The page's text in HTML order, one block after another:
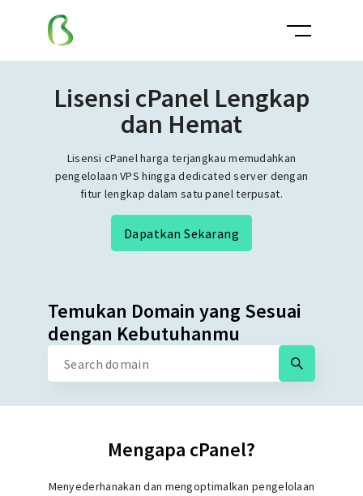
Lisensi cPanel Lengkap
dan Hemat
Lisensi cPanel harga terjangkau memudahkan
pengelolaan VPS hingga dedicated server dengan
fitur lengkap dalam satu panel terpusat.
Dapatkan Sekarang
Mengapa cPanel?
Menyederhanakan dan mengoptimalkan pengelolaan
Temukan Domain yang Sesuai
dengan Kebutuhanmu